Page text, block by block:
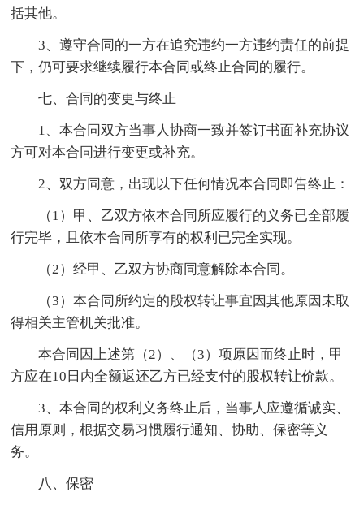
括其他。
3、遵守合同的一方在追究违约一方违约责任的前提
下，仍可要求继续履行本合同或终止合同的履行。
七、合同的变更与终止
1、本合同双方当事人协商一致并签订书面补充协议
方可对本合同进行变更或补充。
2、双方同意，出现以下任何情况本合同即告终止：
（1）甲、乙双方依本合同所应履行的义务已全部履
行完毕，且依本合同所享有的权利已完全实现。
（2）经甲、乙双方协商同意解除本合同。
（3）本合同所约定的股权转让事宜因其他原因未取
得相关主管机关批准。
本合同因上述第（2）、（3）项原因而终止时，甲
方应在10日内全额返还乙方已经支付的股权转让价款。
3、本合同的权利义务终止后，当事人应遵循诚实、
信用原则，根据交易习惯履行通知、协助、保密等义
务。
八、保密